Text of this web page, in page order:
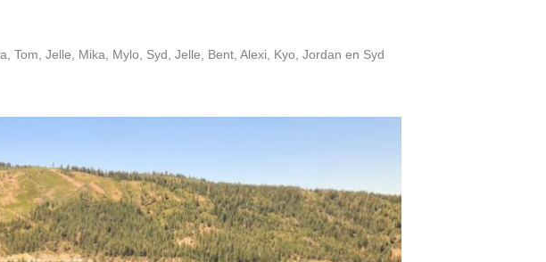
Tom, Jelle, Mika, Mylo, Syd, Jelle, Bent, Alexi, Kyo, Jordan en Syd